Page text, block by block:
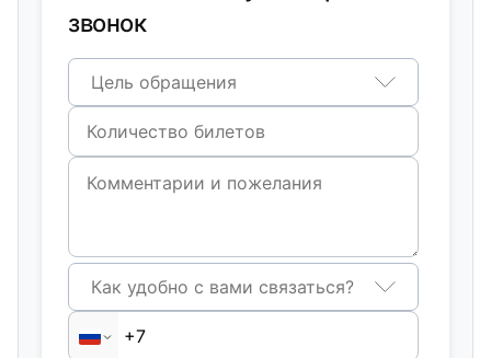
звонок
Цель обращения
Как удобно с вами связаться?